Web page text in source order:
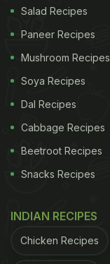
Salad Recipes
Paneer Recipes
Mushroom Recipes
Soya Recipes
Dal Recipes
Cabbage Recipes
Beetroot Recipes
Snacks Recipes
INDIAN RECIPES
Chicken Recipes